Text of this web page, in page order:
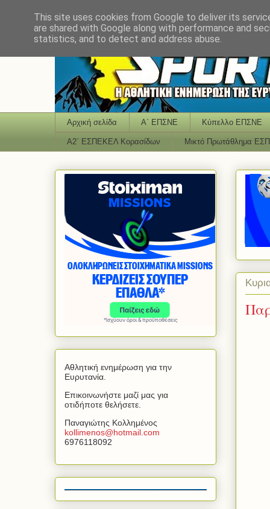
Αρχική σελίδα Α΄ ΕΠΣΝΕ Κύπελλο ΕΠΣΝΕ
Α2΄ ΕΣΠΕΚΕΛ Κορασίδων Μικτό Πρωτάθλημα
Αθλητική ενημέρωση για την
Ευρυτανία.
Επικοινωνήστε μαζί μας για
οτιδήποτε θελήσετε.
Παναγιώτης Κολλημένος
kollimenos@hotmail com
6976118092
This site uses cookies from Google to deliver its
are shared with Google along with performance and
statistics, and to detect and address abuse.